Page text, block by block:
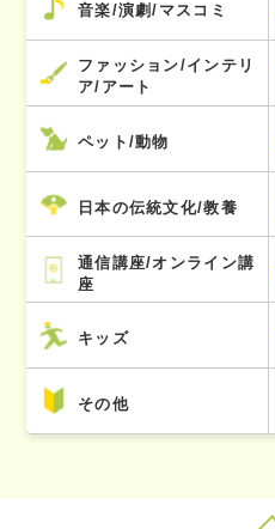
音楽/演劇/マスコミ
ファッション/インテリ
ア/アート
ペット/動物
日本の伝統文化/教養
通信講座/オンライン講
座
キッズ
その他